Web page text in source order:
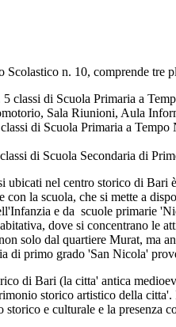
n. 10, comprende tre
classi di Scuola Primaria a
Sala Riunioni, Aula
di Scuola Primaria a
di Scuola Secondaria di
nel centro storico di Bari
la scuola, che si mette a
e da scuole primarie
dove si concentrano le
solo dal quartiere Murat, ma
di primo grado 'San Nicola'
di Bari (la citta' antica
storico artistico della
e culturale e la presenza